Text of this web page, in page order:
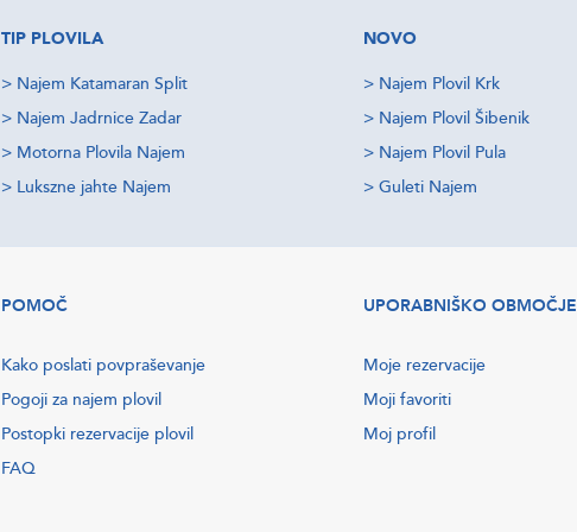
TIP PLOVILA
> Najem Katamaran Split
> Najem Jadrnice Zadar
> Motorna Plovila Najem
> Lukszne jahte Najem
NOVO
> Najem Plovil Krk
> Najem Plovil Šibenik
> Najem Plovil Pula
> Guleti Najem
POMOČ
Kako poslati povpraševanje
Pogoji za najem plovil
Postopki rezervacije plovil
FAQ
UPORABNIŠKO OBMOČJE
Moje rezervacije
Moji favoriti
Moj profil